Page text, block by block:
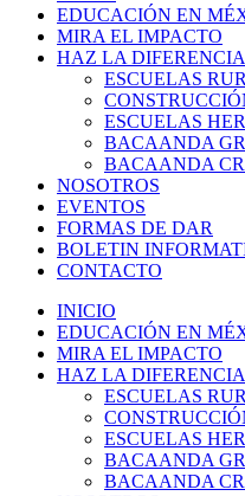
EDUCACIÓN EN
MIRA EL IMPACTO
HAZ LA DIFERENCIA
ESCUELAS
ESCUELAS
BACAANDA
BACAANDA
NOSOTROS
EVENTOS
FORMAS DE DAR
BOLETIN
CONTACTO
INICIO
EDUCACIÓN EN
MIRA EL IMPACTO
HAZ LA DIFERENCIA
ESCUELAS
ESCUELAS
BACAANDA
BACAANDA